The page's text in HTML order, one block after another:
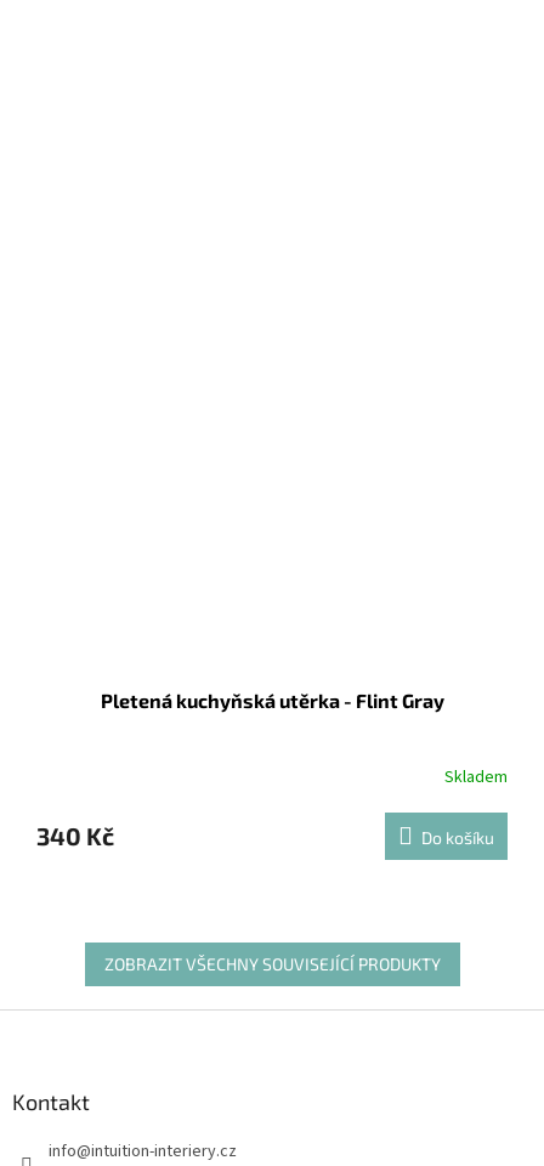
Pletená kuchyňská utěrka - Flint Gray
Skladem
340 Kč Do košíku
ZOBRAZIT VŠECHNY SOUVISEJÍCÍ PRODUKTY
Kontakt
info@intuition-interiery.cz